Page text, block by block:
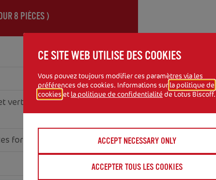
8 PIÈCES )
vert
(ou autres couleurs au
formes
CE SITE WEB UTILISE DES COOKIES
Vous pouvez toujours modifier ces paramètres via les
préférences des cookies. Informations sur la politique de
cookies et la politique de confidentialité de Lotus Biscoff.
ACCEPT NECESSARY ONLY
ACCEPTER TOUS LES COOKIES